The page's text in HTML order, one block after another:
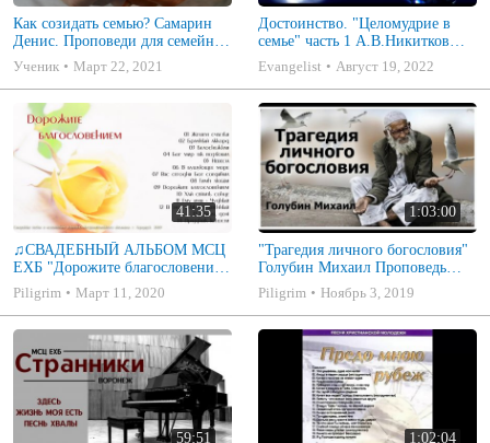
Как созидать семью? Самарин
Денис. Проповеди для семейных
МСЦ ЕХБ
Ученик Март 22, 2021
Достоинство. "Целомудрие в
семье" часть 1 А.В.Никитков
Беседа для семейных МСЦ ЕХБ
Evangelist Август 19, 2022
41:35
♫СВАДЕБНЫЙ АЛЬБОМ МСЦ
ЕХБ "Дорожите благословением
- Христианские песни.
Музыкальный диск. Псалмы
Piligrim Март 11, 2020
1:03:00
"Трагедия личного богословия"
Голубин Михаил Проповедь
2019
Piligrim Ноябрь 3, 2019
59:51 1:02:04